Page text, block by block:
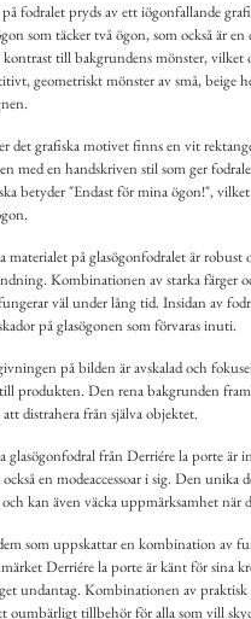
fodralet pryds av ett iögonfallande
som täcker två ögon, som också är
kontrast till bakgrundens mönster, vilket
geometriskt mönster av små, beige
det grafiska motivet finns en vit
med en handskriven stil som ger
betyder "Endast för mina ögon!",
materialet på glasögonfodralet är
Kombinationen av starka färger
väl under lång tid. Insidan av
på glasögonen som förvaras inuti.
på bilden är avskalad och
produkten. Den rena bakgrunden
distrahera från själva objektet.
glasögonfodral från Derriére la porte är
en modeaccessoar i sig. Den
och kan även väcka uppmärksamhet
som uppskattar en kombination av
Derriére la porte är känt för sina
undantag. Kombinationen av
oumbärligt tillbehör för alla som vill